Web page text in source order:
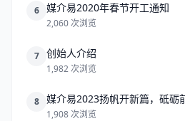
6 媒介易2020年春节开工通知
2,060 次浏览
7 创始人介绍
1,982 次浏览
8 媒介易2023扬帆开新篇，砥砺
1,908 次浏览